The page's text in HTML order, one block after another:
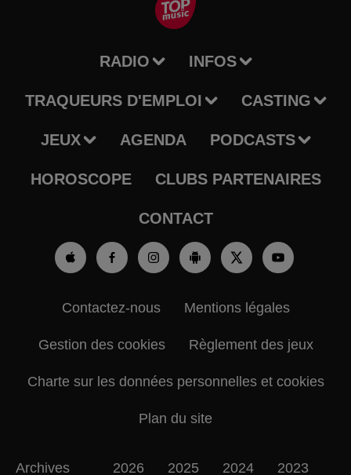
RADIO INFOS
TRAQUEURS D'EMPLOI CASTING
JEUX AGENDA PODCASTS
HOROSCOPE CLUBS PARTENAIRES
CONTACT
Contactez-nous Mentions légales
Gestion des cookies Règlement des jeux
Charte sur les données personnelles et cookies
Plan du site
Archives 2026 2025 2024 2023